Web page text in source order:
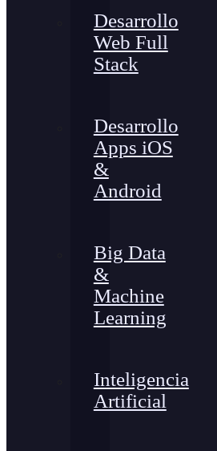
Desarrollo
Web Full
Stack
Desarrollo
Apps iOS
&
Android
Big Data
&
Machine
Learning
Inteligencia
Artificial